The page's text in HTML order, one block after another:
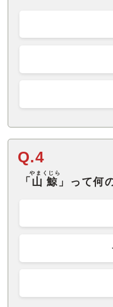
Q.4
「 山鯨
やまくじら
」って何